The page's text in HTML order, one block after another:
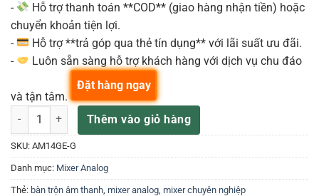
-
Hỗ trợ thanh toán **COD** (giao hàng nhận tiền) hoặc
chuyển khoản tiện lợi.
-
Hỗ trợ **trả góp qua thẻ tín dụng** với lãi suất ưu đãi.
-
Luôn sẵn sàng hỗ trợ khách hàng với dịch vụ chu đáo
và tận tâm.
MIXER ANALOG PHONIC AM14GE số lượng
Thêm vào giỏ hàng
Đặt hàng ngay
SKU: AM14GE-G
Danh mục: Mixer Analog
Thẻ: bàn trộn âm thanh mixer analog mixer chuyên nghiệp